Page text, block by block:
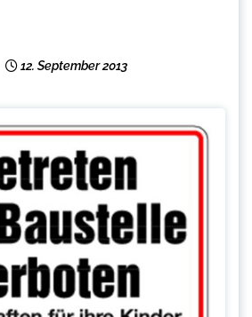
12. September 2013